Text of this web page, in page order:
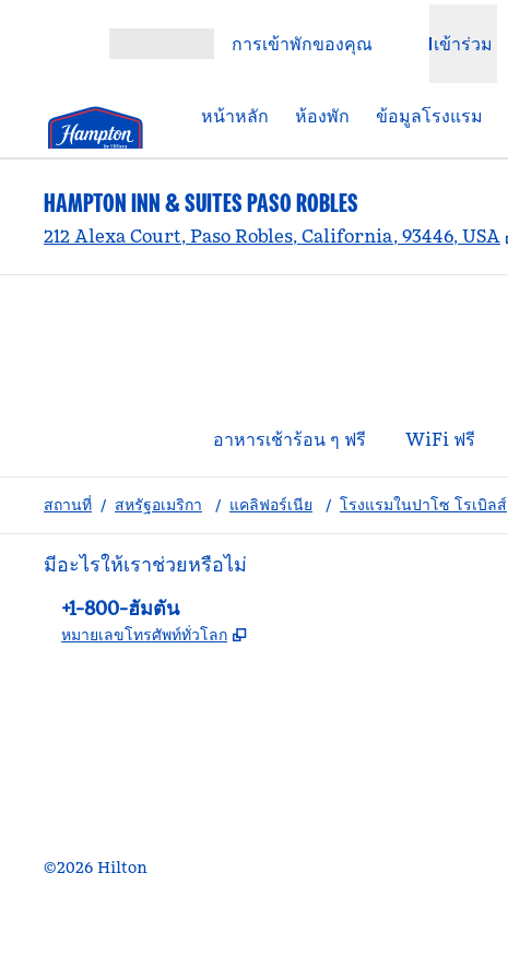
การเข้าพักของคุณ เข้าร่วม
หน้าหลัก ห้องพัก ข้อมูลโรงแรม
HAMPTON INN & SUITES PASO ROBLES
212 Alexa Court, Paso Robles, California, 93446, USA
อาหารเช้าร้อน ๆ ฟรี WiFi ฟรี
สถานที่ / สหรัฐอเมริกา / แคลิฟอร์เนีย / โรงแรมในปาโซ โรเบิลส์
มีอะไรให้เราช่วยหรือไม่
โทรศัพท์:
+1-800-ฮัมตัน
หมายเลขโทรศัพท์ทั่วโลก ,
©2026 Hilton